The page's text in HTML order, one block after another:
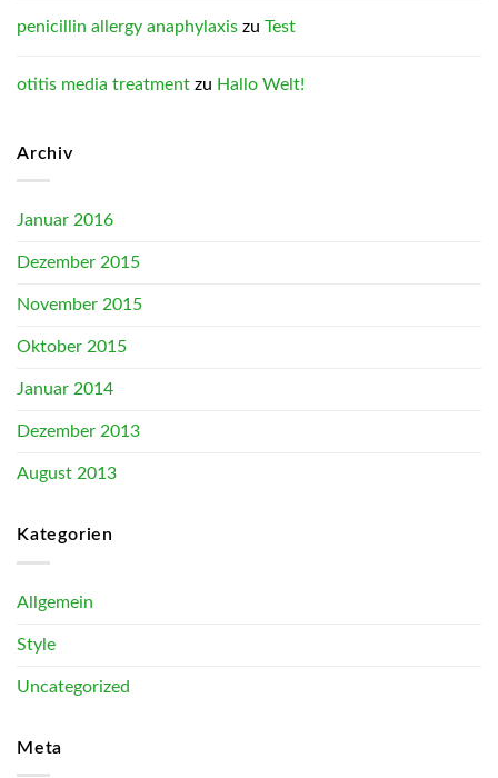
penicillin allergy anaphylaxis zu Test
otitis media treatment zu Hallo Welt!
Archiv
Januar 2016
Dezember 2015
November 2015
Oktober 2015
Januar 2014
Dezember 2013
August 2013
Kategorien
Allgemein
Style
Uncategorized
Meta